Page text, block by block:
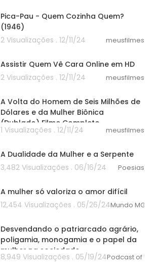
Pica-Pau - Quem Cozinha Quem?
(1946)
2 Visualizações . 12/11/24
meusfilmes
Assistir Quem Vê Cara Online em HD
2 Visualizações . 12/11/24
meusfilmes
A Volta do Homem de Seis Milhões de
Dólares e da Mulher Biônica
(Dublado) Filme Completo
1 Visualizações . 12/11/24 meusfilmes
A Dualidade da Mulher e a Serpente
3,482 Visualizações . 06/16/24
Poesias
A mulher só valoriza o amor difícil
12,454 Visualizações . 05/26/24Mundo
Desvendando o patriarcado agrário,
poligamia, monogamia e o papel da
mulher na sociedade.
8,949 Visualizações . 05/19/24Podcast of